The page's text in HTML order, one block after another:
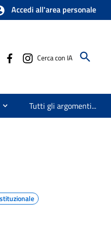
Accedi all'area personale
Cerca con IA
Tutti gli argomenti...